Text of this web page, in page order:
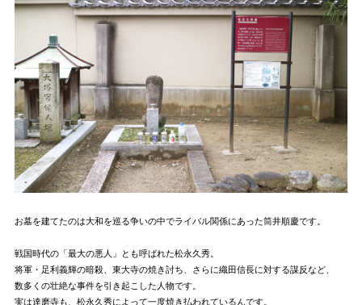
お墓を建てたのは大和を巡る争いの中でライバル関係にあった筒井順慶です。
戦国時代の「最大の悪人」とも呼ばれた松永久秀。
将軍・足利義輝の暗殺、東大寺の焼き討ち、さらに織田信長に対する謀反など、
数多くの壮絶な事件を引き起こした人物です。
実は達磨寺も、松永久秀によって一度焼き払われているんです。